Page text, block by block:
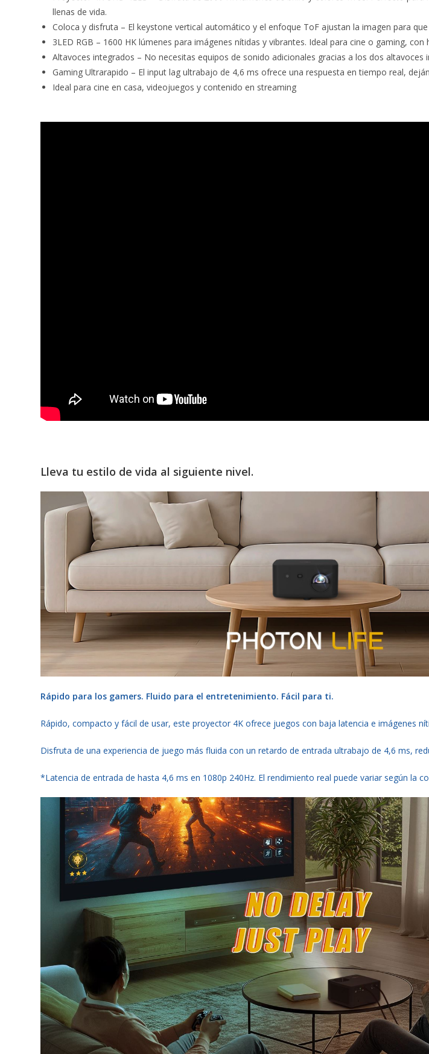
llenas de vida.
Coloca y disfruta – El keystone vertical automático y el enfoque ToF ajustan la imagen para
3LED RGB – 1600 HK lúmenes para imágenes nítidas y vibrantes. Ideal para cine o gaming,
Altavoces integrados – No necesitas equipos de sonido adicionales gracias a los dos altavoces
Gaming Ultrarapido – El input lag ultrabajo de 4,6 ms ofrece una respuesta en tiempo real,
Ideal para cine en casa, videojuegos y contenido en streaming
Lleva tu estilo de vida al siguiente nivel.
Rápido para los gamers. Fluido para el entretenimiento. Fácil para ti.
Rápido, compacto y fácil de usar, este proyector 4K ofrece juegos con baja latencia e imágenes
Disfruta de una experiencia de juego más fluida con un retardo de entrada ultrabajo de 4,6 ms,
*Latencia de entrada de hasta 4,6 ms en 1080p 240Hz. El rendimiento real puede variar según la